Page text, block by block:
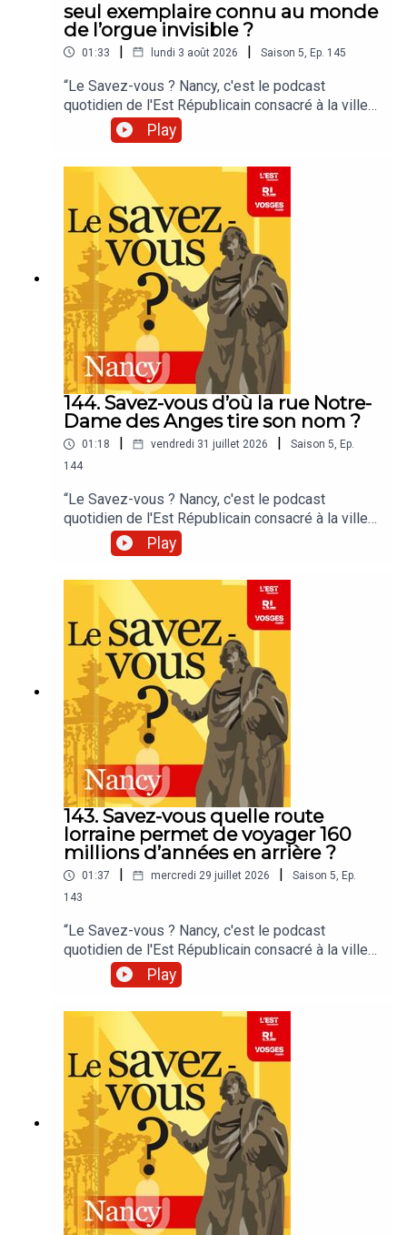
seul exemplaire connu au monde
de l’orgue invisible ?
01:33 | lundi 3 août 2026 | Saison 5, Ep. 145
“Le Savez-vous ? Nancy, c'est le podcast
quotidien de l'Est Républicain consacré à la ville
et à tout ce que vous ignorez sur elle.Un podcast
raconté par Jean-Marie Russe basé sur les
articles réalisés par la rédaction locale de Nancy.”
Play
144. Savez-vous d’où la rue Notre-
Dame des Anges tire son nom ?
01:18 | vendredi 31 juillet 2026 | Saison 5, Ep.
144
“Le Savez-vous ? Nancy, c'est le podcast
quotidien de l'Est Républicain consacré à la ville
et à tout ce que vous ignorez sur elle.Un podcast
raconté par Jean-Marie Russe basé sur les
articles réalisés par la rédaction locale de Nancy.”
Play
143. Savez-vous quelle route
lorraine permet de voyager 160
millions d’années en arrière ?
01:37 | mercredi 29 juillet 2026 | Saison 5, Ep.
143
“Le Savez-vous ? Nancy, c'est le podcast
quotidien de l'Est Républicain consacré à la ville
et à tout ce que vous ignorez sur elle.Un podcast
raconté par Jean-Marie Russe basé sur les
articles réalisés par la rédaction locale de Nancy.”
Play